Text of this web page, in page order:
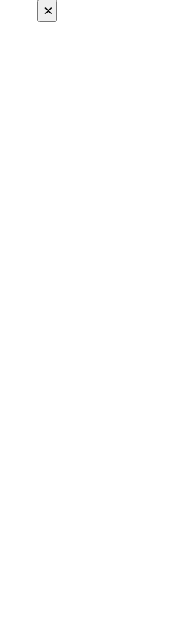
×